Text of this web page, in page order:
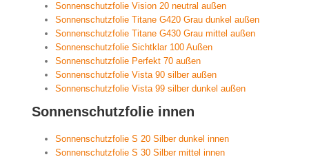
Sonnenschutzfolie Vision 20 neutral außen
Sonnenschutzfolie Titane G420 Grau dunkel außen
Sonnenschutzfolie Titane G430 Grau mittel außen
Sonnenschutzfolie Sichtklar 100 Außen
Sonnenschutzfolie Perfekt 70 außen
Sonnenschutzfolie Vista 90 silber außen
Sonnenschutzfolie Vista 99 silber dunkel außen
Sonnenschutzfolie innen
Sonnenschutzfolie S 20 Silber dunkel innen
Sonnenschutzfolie S 30 Silber mittel innen